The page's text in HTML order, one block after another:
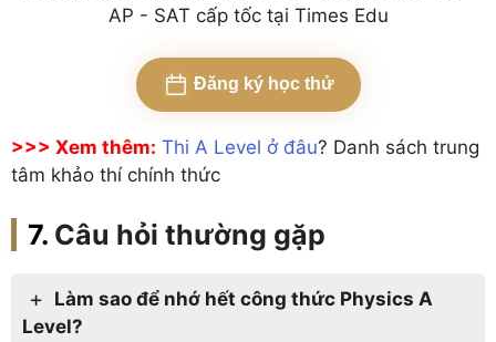
AP - SAT cấp tốc tại Times Edu
Đăng ký học thử
>>> Xem thêm: Thi A Level ở đâu? Danh sách trung
tâm khảo thí chính thức
Câu hỏi thường gặp
Làm sao để nhớ hết công thức Physics A
Level?